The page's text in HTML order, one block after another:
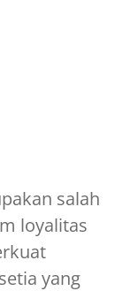
salah
loyalitas
yang